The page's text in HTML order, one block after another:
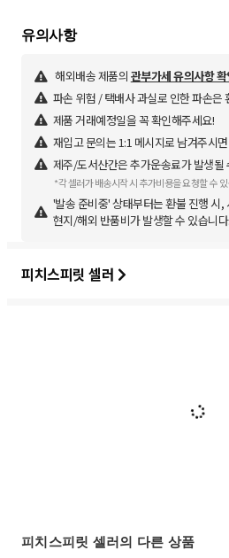
유의사항
해외배송 제품의 관부가세 유의사항
파손 위험 / 택배사 과실로 인한 파손은
제품 거래예정일을 꼭 확인해주세요!
재입고 문의는 1:1 메시지로 남겨주시
제주/도서산간은 추가운송료가 발생될
*각 셀러가 배송시작 시 추가비용을 요청할 수
'발송 준비중' 상태부터는 환불 진행 시,
현지/해외 반품비가 발생할 수 있습니다.
피치스피릿 셀러
피치스피릿 셀러의 다른 상품